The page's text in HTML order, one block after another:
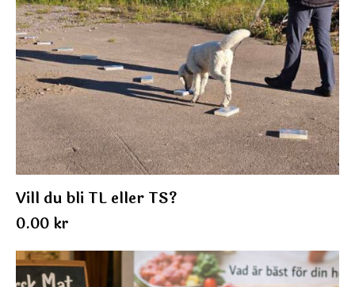
Vill du bli TL eller TS?
0.00 kr